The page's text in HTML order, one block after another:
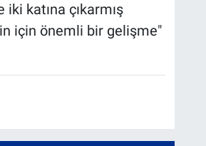
katına çıkarmış
için önemli bir gelişme"